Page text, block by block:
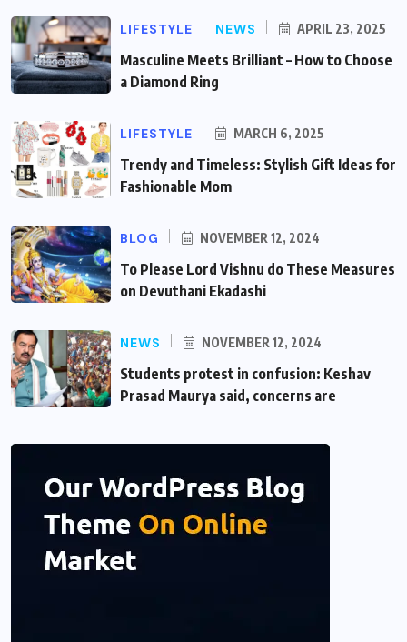
LIFESTYLE NEWS APRIL 23, 2025
Masculine Meets Brilliant – How to Choose
a Diamond Ring
LIFESTYLE MARCH 6, 2025
Trendy and Timeless: Stylish Gift Ideas for
Fashionable Mom
BLOG NOVEMBER 12, 2024
To Please Lord Vishnu do These Measures
on Devuthani Ekadashi
NEWS NOVEMBER 12, 2024
Students protest in confusion: Keshav
Prasad Maurya said, concerns are